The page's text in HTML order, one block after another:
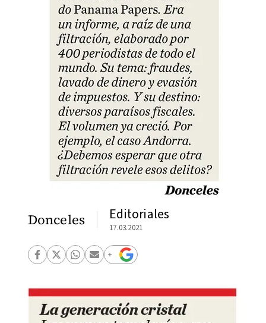
Donceles Editoriales
17.03.2021